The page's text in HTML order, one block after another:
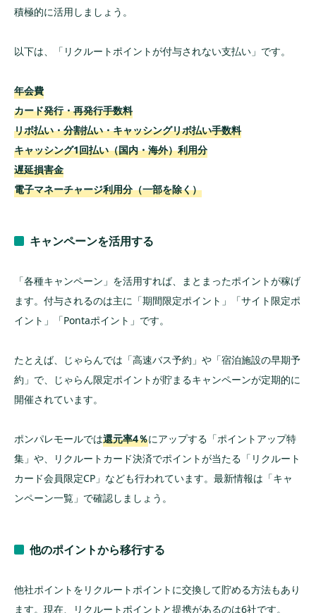
積極的に活用しましょう。
以下は、「リクルートポイントが付与されない支払い」です。
年会費
カード発行・再発行手数料
リボ払い・分割払い・キャッシングリボ払い手数料
キャッシング1回払い（国内・海外）利用分
遅延損害金
電子マネーチャージ利用分（一部を除く）
キャンペーンを活用する
「各種キャンペーン」を活用すれば、まとまったポイントが稼げ
ます。付与されるのは主に「期間限定ポイント」「サイト限定ポ
イント」「Pontaポイント」です。
たとえば、じゃらんでは「高速バス予約」や「宿泊施設の早期予
約」で、じゃらん限定ポイントが貯まるキャンペーンが定期的に
開催されています。
ポンパレモールでは還元率4％にアップする「ポイントアップ特
集」や、リクルートカード決済でポイントが当たる「リクルート
カード会員限定CP」なども行われています。最新情報は「キャ
ンペーン一覧」で確認しましょう。
他のポイントから移行する
他社ポイントをリクルートポイントに交換して貯める方法もあり
ます。現在、リクルートポイントと提携があるのは6社です。